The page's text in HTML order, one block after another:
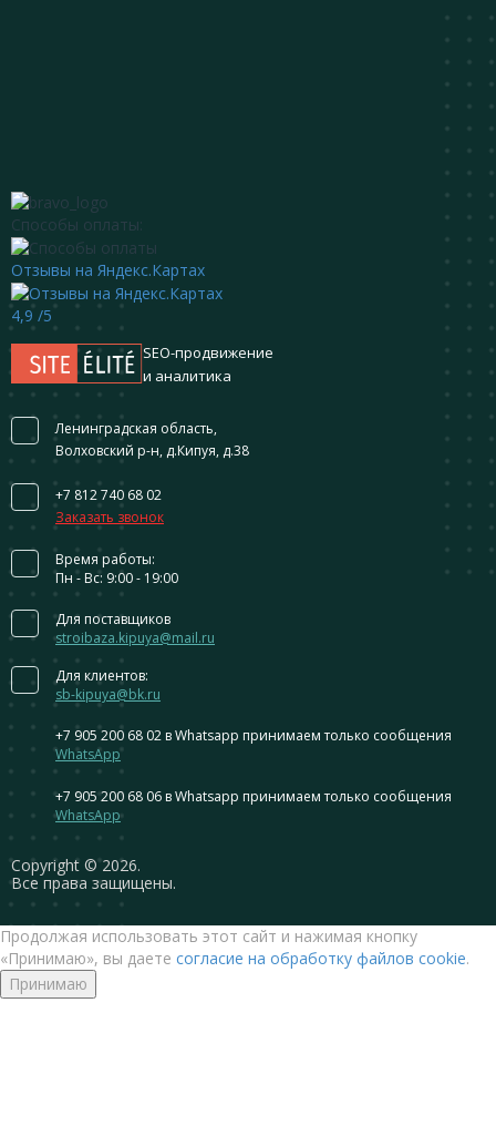
Сopyright © 2026.
Все права защищены.
Способы оплаты:
Отзывы на Яндекс.Картах
4,9 /5
SEO-продвижение
и аналитика
Ленинградская область,
Волховский р-н, д.Кипуя, д.38
+7 812 740 68 02
Заказать звонок
Время работы:
Пн - Вс: 9:00 - 19:00
Для поставщиков
stroibaza.kipuya@mail.ru
Для клиентов:
sb-kipuya@bk.ru
+7 905 200 68 02 в Whatsapp принимаем только сообщения
WhatsApp
+7 905 200 68 06 в Whatsapp принимаем только сообщения
WhatsApp
Продолжая использовать этот сайт и нажимая кнопку
«Принимаю», вы даете согласие на обработку файлов cookie.
Принимаю